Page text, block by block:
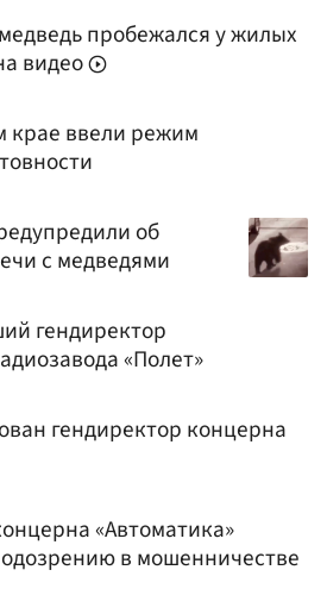
пробежался у жилых
видео
крае ввели режим
об
с медведями
гендиректор
«Полет»
гендиректор концерна
«Автоматика»
в мошенничестве